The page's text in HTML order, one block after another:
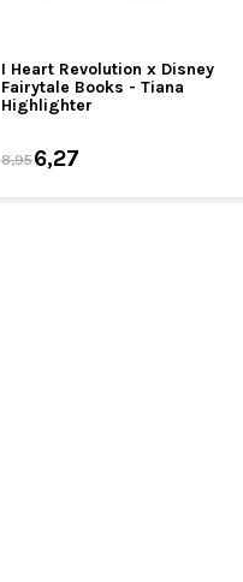
I Heart Revolution x Disney
Fairytale Books - Tiana
Highlighter
8,956,27